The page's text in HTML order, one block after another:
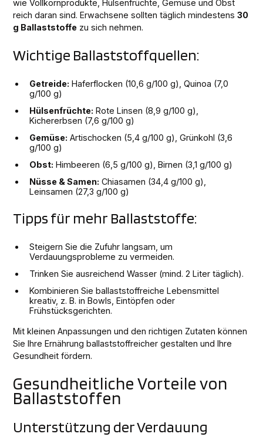
wie Vollkornprodukte, Hülsenfrüchte, Gemüse und Obst
reich daran sind. Erwachsene sollten täglich mindestens30
g Ballaststoffe zu sich nehmen.
Wichtige Ballaststoffquellen:
Getreide: Haferflocken (10,6 g/100 g), Quinoa (7,0
g/100 g)
Hülsenfrüchte: Rote Linsen (8,9 g/100 g),
Kichererbsen (7,6 g/100 g)
Gemüse: Artischocken (5,4 g/100 g), Grünkohl (3,6
g/100 g)
Obst: Himbeeren (6,5 g/100 g), Birnen (3,1 g/100 g)
Nüsse & Samen: Chiasamen (34,4 g/100 g),
Leinsamen (27,3 g/100 g)
Tipps für mehr Ballaststoffe:
Steigern Sie die Zufuhr langsam, um
Verdauungsprobleme zu vermeiden.
Trinken Sie ausreichend Wasser (mind. 2 Liter täglich).
Kombinieren Sie ballaststoffreiche Lebensmittel
kreativ, z. B. in Bowls, Eintöpfen oder
Frühstücksgerichten.
Mit kleinen Anpassungen und den richtigen Zutaten können
Sie Ihre Ernährung ballaststoffreicher gestalten und Ihre
Gesundheit fördern.
Gesundheitliche Vorteile von
Ballaststoffen
Unterstützung der Verdauung